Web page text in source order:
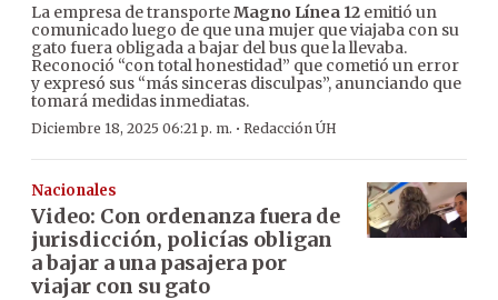
La empresa de transporteMagno Línea 12 emitió un
comunicado luego de que una mujer que viajaba con su
gato fuera obligada a bajar del bus que la llevaba.
Reconoció “con total honestidad” que cometió un error
y expresó sus “más sinceras disculpas”, anunciando que
tomará medidas inmediatas.
Diciembre 18, 2025 06:21 p. m. · Redacción ÚH
Nacionales
Video: Con ordenanza fuera de
jurisdicción, policías obligan
a bajar a una pasajera por
viajar con su gato